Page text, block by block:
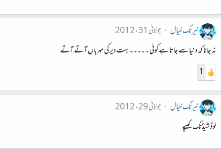
نیرنگ خیال
جولائی 31، 2012
نہ جانا کہ دنیا سے جاتا ہے کوئی ۔۔۔۔۔ بہت دیر کی مہرباں آتے آتے
1
نیرنگ خیال
جولائی 29، 2012
لوڈ شیڈنگ کھپے